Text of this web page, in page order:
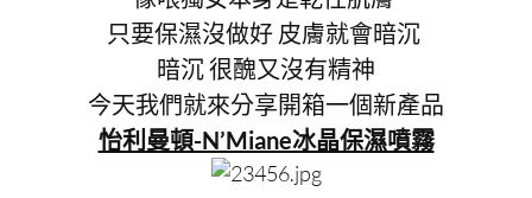
只要保濕沒做好 皮膚就會暗沉
暗沉 很醜又沒有精神
今天我們就來分享開箱一個新產品
怡利曼頓-N’Miane冰晶保濕噴霧